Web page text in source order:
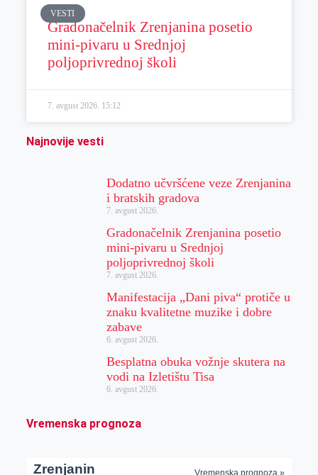
VESTI
Gradonačelnik Zrenjanina posetio
mini-pivaru u Srednjoj
poljoprivrednoj školi
7. avgust 2026. 15:12
Najnovije vesti
Dodatno učvršćene veze Zrenjanina
i bratskih gradova
7. avgust 2026.
Gradonačelnik Zrenjanina posetio
mini-pivaru u Srednjoj
poljoprivrednoj školi
7. avgust 2026.
Manifestacija „Dani piva“ protiče u
znaku kvalitetne muzike i dobre
zabave
6. avgust 2026.
Besplatna obuka vožnje skutera na
vodi na Izletištu Tisa
6. avgust 2026.
Vremenska prognoza